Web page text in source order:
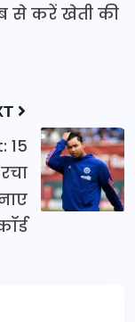
से करें खेती की
15